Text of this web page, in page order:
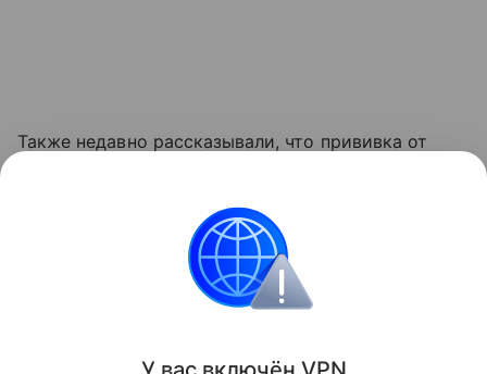
Также недавно рассказывали, что прививка от
статье
Биология
Поделиться